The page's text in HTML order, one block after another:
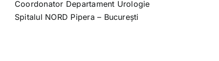
Coordonator Departament Urologie
Spitalul NORD Pipera – București